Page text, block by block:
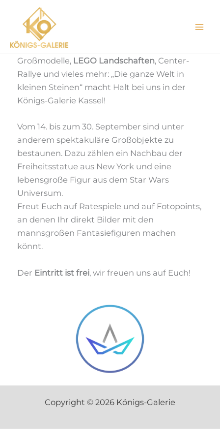
springen
Großmodelle, LEGO Landschaften, Center-
Rallye und vieles mehr: „Die ganze Welt in
kleinen Steinen“ macht Halt bei uns in der
Königs-Galerie Kassel!
Vom 14. bis zum 30. September sind unter
anderem spektakuläre Großobjekte zu
bestaunen. Dazu zählen ein Nachbau der
Freiheitsstatue aus New York und eine
lebensgroße Figur aus dem Star Wars
Universum.
Freut Euch auf Ratespiele und auf Fotopoints,
an denen Ihr direkt Bilder mit den
mannsgroßen Fantasiefiguren machen
könnt.
Der Eintritt ist frei, wir freuen uns auf Euch!
Copyright © 2026 Königs-Galerie